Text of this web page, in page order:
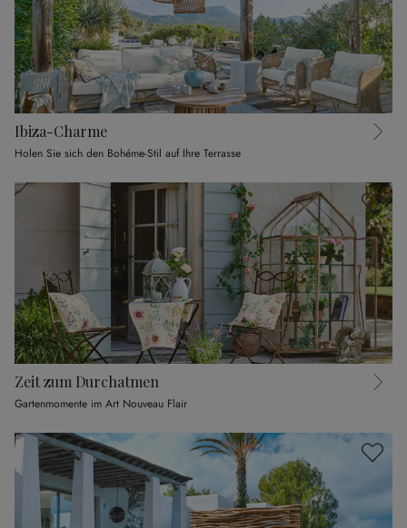
Ibiza-Charme
Holen Sie sich den Bohéme-Stil auf Ihre Terrasse
Zeit zum Durchatmen
Gartenmomente im Art Nouveau Flair